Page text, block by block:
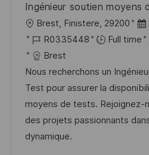
o
n
i
c
h
a
g
e
d
u
p
s
t
e
e
Ingénieur soutien moyens
o
c
a
l
i
s
a
Brest, Finistere, 29200
D
a
e
d
’
a
R
é
f
é
r
e
n
R0335448 Full time
Brest
Nous recherchons un
Test pour assurer la
moyens de tests. Rejoignez-
des projets passionnants
dynamique.